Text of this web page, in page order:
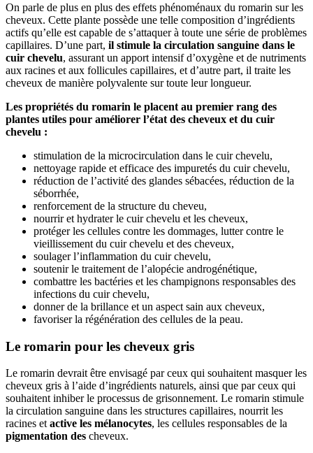
On parle de plus en plus des effets phénoménaux du romarin sur les
cheveux. Cette plante possède une telle composition d’ingrédients
actifs qu’elle est capable de s’attaquer à toute une série de problèmes
capillaires. D’une part, il stimule la circulation sanguine dans le
cuir chevelu, assurant un apport intensif d’oxygène et de nutriments
aux racines et aux follicules capillaires, et d’autre part, il traite les
cheveux de manière polyvalente sur toute leur longueur.
Les propriétés du romarin le placent au premier rang des
plantes utiles pour améliorer l’état des cheveux et du cuir
chevelu :
stimulation de la microcirculation dans le cuir chevelu,
nettoyage rapide et efficace des impuretés du cuir chevelu,
réduction de l’activité des glandes sébacées, réduction de la
séborrhée,
renforcement de la structure du cheveu,
nourrir et hydrater le cuir chevelu et les cheveux,
protéger les cellules contre les dommages, lutter contre le
vieillissement du cuir chevelu et des cheveux,
soulager l’inflammation du cuir chevelu,
soutenir le traitement de l’alopécie androgénétique,
combattre les bactéries et les champignons responsables des
infections du cuir chevelu,
donner de la brillance et un aspect sain aux cheveux,
favoriser la régénération des cellules de la peau.
Le romarin pour les cheveux gris
Le romarin devrait être envisagé par ceux qui souhaitent masquer les
cheveux gris à l’aide d’ingrédients naturels, ainsi que par ceux qui
souhaitent inhiber le processus de grisonnement. Le romarin stimule
la circulation sanguine dans les structures capillaires, nourrit les
racines et active les mélanocytes, les cellules responsables de la
pigmentation des cheveux.